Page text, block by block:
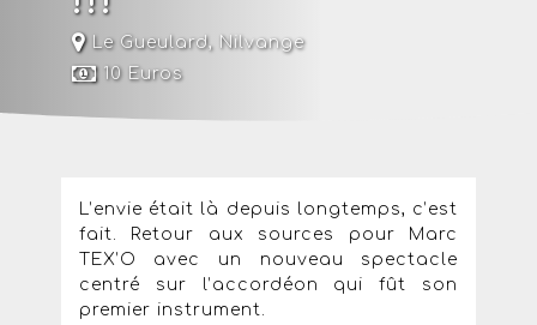
Le Gueulard, Nilvange
10 Euros
L’envie était là depuis longtemps, c’est
fait. Retour aux sources pour Marc
TEX’O avec un nouveau spectacle
centré sur l’accordéon qui fût son
premier instrument.